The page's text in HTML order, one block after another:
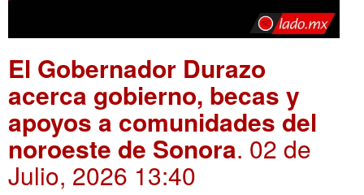
El Gobernador Durazo
acerca gobierno, becas y
apoyos a comunidades del
noroeste de Sonora. 02 de
Julio, 2026 13:40